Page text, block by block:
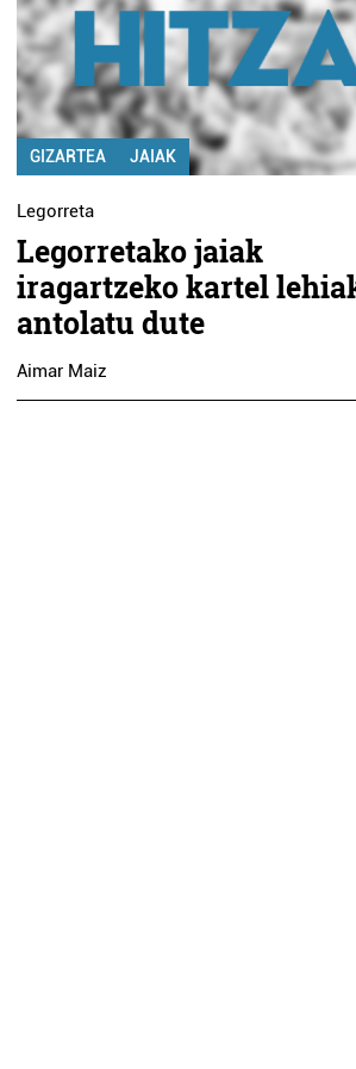
GIZARTEA JAIAK
Legorreta
Legorretako jaiak
iragartzeko kartel
antolatu dute
Aimar Maiz